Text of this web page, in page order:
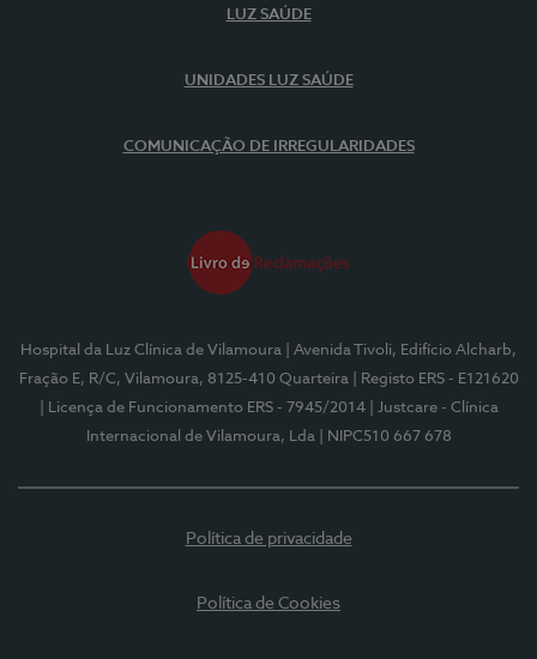
LUZ SAÚDE
UNIDADES LUZ SAÚDE
COMUNICAÇÃO DE IRREGULARIDADES
Hospital da Luz Clínica de Vilamoura
| Avenida Tivoli, Edifício Alcharb,
Fração E, R/C, Vilamoura, 8125-410 Quarteira
| Registo ERS - E121620
| Licença de Funcionamento ERS - 7945/2014
| Justcare - Clínica
Internacional de Vilamoura, Lda
| NIPC510 667 678
Política de privacidade
Política de Cookies